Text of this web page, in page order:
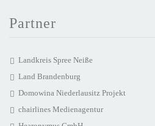
Partner
Landkreis Spree Neiße
Land Brandenburg
Domowina Niederlausitz Projekt
chairlines Medienagentur